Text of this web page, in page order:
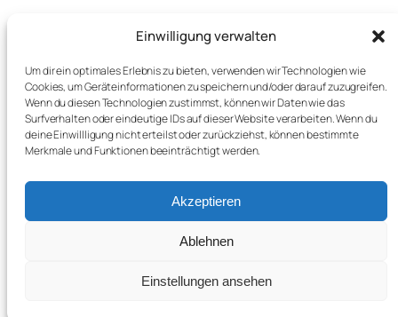
Einwilligung verwalten
Um dir ein optimales Erlebnis zu bieten, verwenden wir Technologien wie
Cookies, um Geräteinformationen zu speichern und/oder darauf zuzugreifen.
Wenn du diesen Technologien zustimmst, können wir Daten wie das
Surfverhalten oder eindeutige IDs auf dieser Website verarbeiten. Wenn du
deine Einwillligung nicht erteilst oder zurückziehst, können bestimmte
Merkmale und Funktionen beeinträchtigt werden.
Akzeptieren
Ablehnen
Einstellungen ansehen
Do Don Ka Daiko
Kontakt
Impressum